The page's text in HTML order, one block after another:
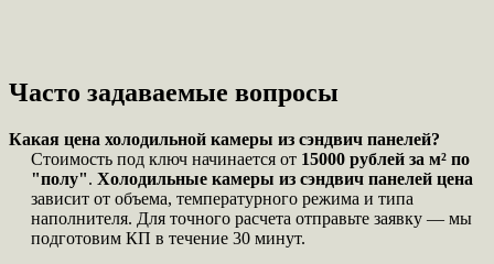
Часто задаваемые вопросы
Какая цена холодильной камеры из сэндвич панелей?
Стоимость под ключ начинается от 15000 рублей за м² по
"полу". Холодильные камеры из сэндвич панелей цена
зависит от объема, температурного режима и типа
наполнителя. Для точного расчета отправьте заявку — мы
подготовим КП в течение 30 минут.